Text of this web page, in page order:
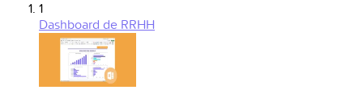
1
Dashboard de RRHH